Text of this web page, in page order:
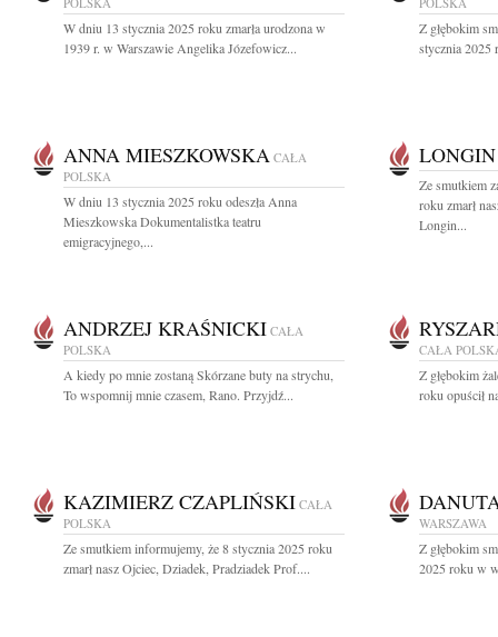
W dniu 13 stycznia 2025 roku zmarła urodzona w
1939 r. w Warszawie Angelika Józefowicz...
Z głębokim
stycznia 2025
ANNA MIESZKOWSKA CAŁA
POLSKA
W dniu 13 stycznia 2025 roku odeszła Anna
Mieszkowska Dokumentalistka teatru
emigracyjnego,...
Ze smutkiem
roku zmarł
Longin...
ANDRZEJ KRAŚNICKI CAŁA
POLSKA
A kiedy po mnie zostaną Skórzane buty na strychu,
To wspomnij mnie czasem, Rano. Przyjdź...
CAŁA
Z głębokim
roku opuścił
KAZIMIERZ CZAPLIŃSKI CAŁA
POLSKA
Ze smutkiem informujemy, że 8 stycznia 2025 roku
zmarł nasz Ojciec, Dziadek, Pradziadek Prof....
WARSZAWA
Z głębokim
2025 roku w